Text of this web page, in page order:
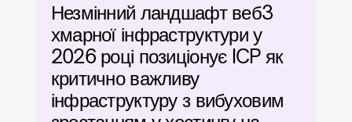
Незмінний ландшафт веб3
хмарної інфраструктури у
2026 році позиціонує ICP як
критично важливу
інфраструктуру з вибуховим